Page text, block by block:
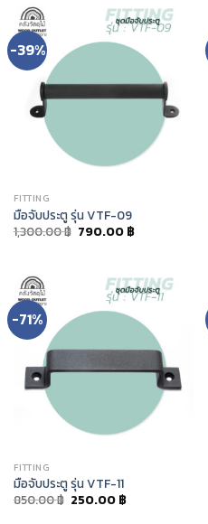
-39%
FITTING
มือจับประตู รุ่น VTF-09
1,300.00฿ 790.00 ฿
-71%
FITTING
มือจับประตู รุ่น VTF-11
850.00฿ 250.00 ฿